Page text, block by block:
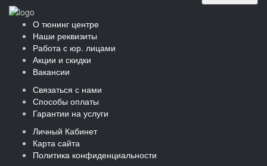
О тюнинг центре
Наши реквизиты
Работа с юр. лицами
Акции и скидки
Вакансии
Связаться с нами
Способы оплаты
Гарантии на услуги
Личный Кабинет
Карта сайта
Политика конфиденциальности